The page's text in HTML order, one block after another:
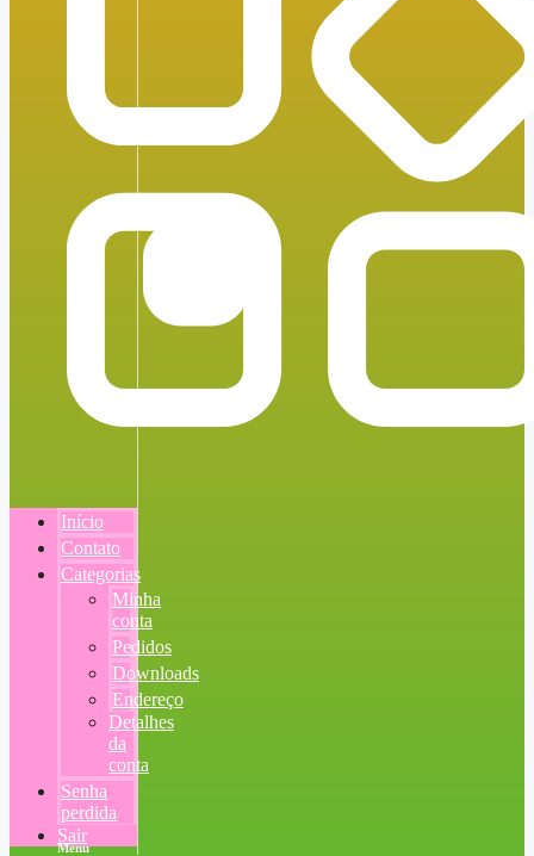
Início
Contato
Categorias
Minha
conta
Pedidos
Downloads
Endereço
Detalhes
da
conta
Senha
perdida
Sair
Menu